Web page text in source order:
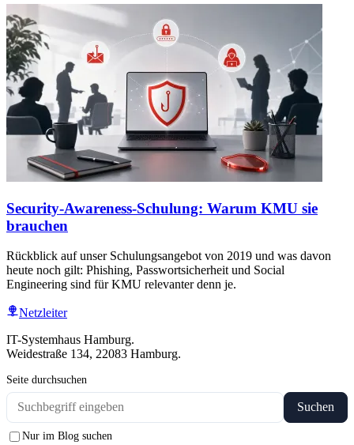
Security-Awareness-Schulung: Warum KMU sie
brauchen
Rückblick auf unser Schulungsangebot von 2019 und was davon
heute noch gilt: Phishing, Passwortsicherheit und Social
Engineering sind für KMU relevanter denn je.
Netzleiter
IT-Systemhaus Hamburg.
Weidestraße 134, 22083 Hamburg.
Seite durchsuchen
Suchen
Nur im Blog suchen